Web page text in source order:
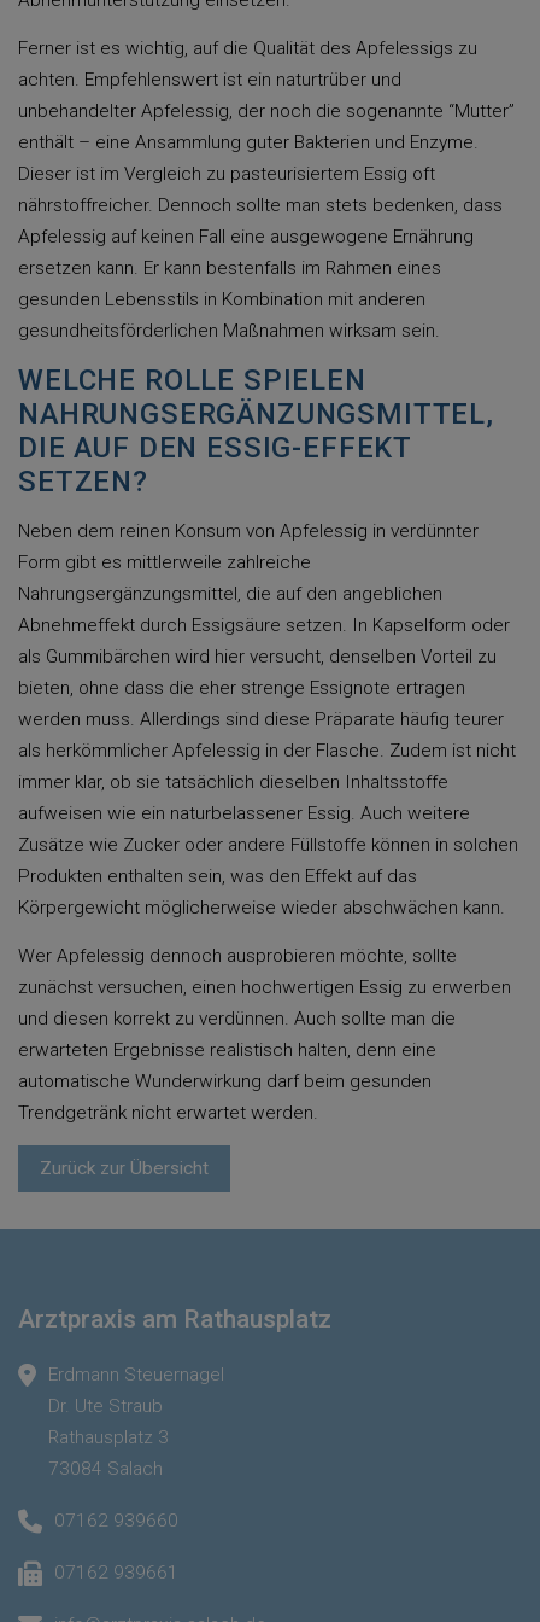
Zurück zur Übersicht
Ferner ist es wichtig, auf die Qualität des Apfelessigs zu
achten. Empfehlenswert ist ein naturtrüber und
unbehandelter Apfelessig, der noch die sogenannte “Mutter”
enthält – eine Ansammlung guter Bakterien und Enzyme.
Dieser ist im Vergleich zu pasteurisiertem Essig oft
nährstoffreicher. Dennoch sollte man stets bedenken, dass
Apfelessig auf keinen Fall eine ausgewogene Ernährung
ersetzen kann. Er kann bestenfalls im Rahmen eines
gesunden Lebensstils in Kombination mit anderen
gesundheitsförderlichen Maßnahmen wirksam sein.
WELCHE ROLLE SPIELEN
NAHRUNGSERGÄNZUNGSMITTEL,
DIE AUF DEN ESSIG-EFFEKT
SETZEN?
Neben dem reinen Konsum von Apfelessig in verdünnter
Form gibt es mittlerweile zahlreiche
Nahrungsergänzungsmittel, die auf den angeblichen
Abnehmeffekt durch Essigsäure setzen. In Kapselform oder
als Gummibärchen wird hier versucht, denselben Vorteil zu
bieten, ohne dass die eher strenge Essignote ertragen
werden muss. Allerdings sind diese Präparate häufig teurer
als herkömmlicher Apfelessig in der Flasche. Zudem ist nicht
immer klar, ob sie tatsächlich dieselben Inhaltsstoffe
aufweisen wie ein naturbelassener Essig. Auch weitere
Zusätze wie Zucker oder andere Füllstoffe können in solchen
Produkten enthalten sein, was den Effekt auf das
Körpergewicht möglicherweise wieder abschwächen kann.
Wer Apfelessig dennoch ausprobieren möchte, sollte
zunächst versuchen, einen hochwertigen Essig zu erwerben
und diesen korrekt zu verdünnen. Auch sollte man die
erwarteten Ergebnisse realistisch halten, denn eine
automatische Wunderwirkung darf beim gesunden
Trendgetränk nicht erwartet werden.
Arztpraxis am Rathausplatz
Erdmann Steuernagel
Dr. Ute Straub
Rathausplatz 3
73084 Salach
07162 939660
07162 939661